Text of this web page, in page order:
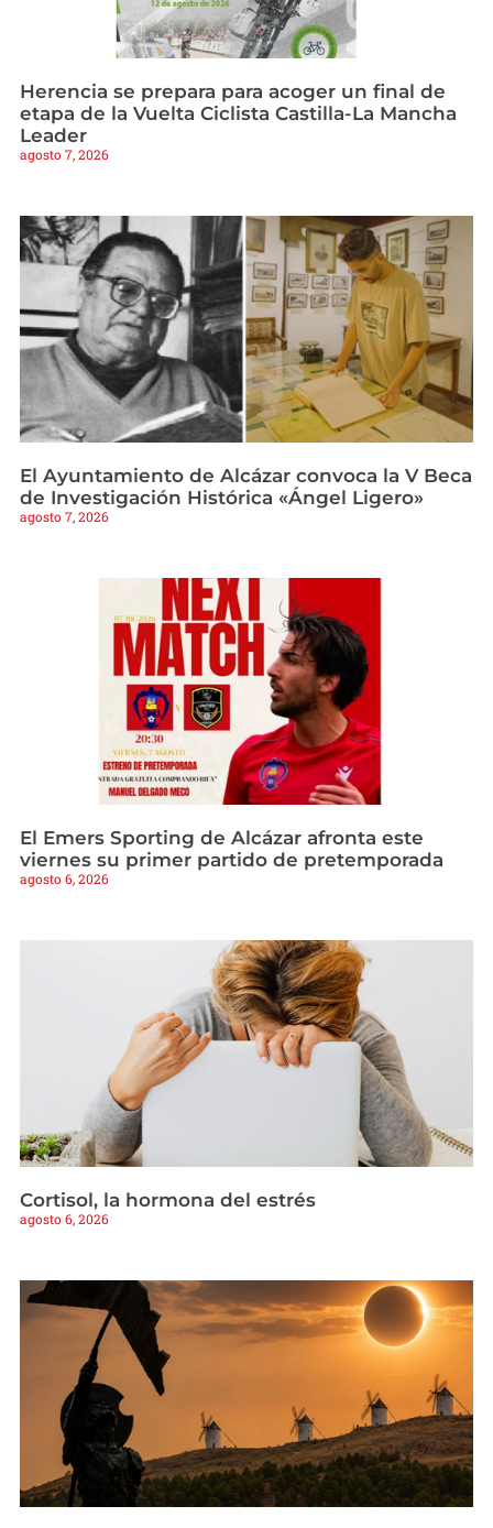
Herencia se prepara para acoger un final de
etapa de la Vuelta Ciclista Castilla-La Mancha
Leader
agosto 7, 2026
El Ayuntamiento de Alcázar convoca la V Beca
de Investigación Histórica «Ángel Ligero»
agosto 7, 2026
El Emers Sporting de Alcázar afronta este
viernes su primer partido de pretemporada
agosto 6, 2026
Cortisol, la hormona del estrés
agosto 6, 2026